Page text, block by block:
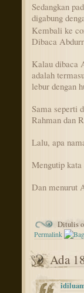
Sedangkan
digabung
Kembali ke
Dibaca
Kalau dibaca
adalah
lebur dengan
Sama seperti
Rahman dan
Lalu, apa
Mengutip kata
Dan menurut
Ditulis
Permalink
Ada